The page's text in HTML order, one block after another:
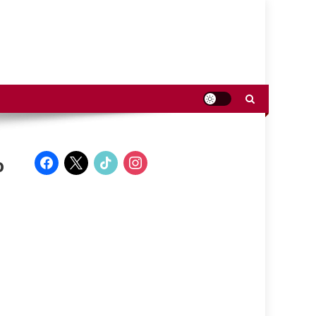
facebook
x tiktok instagram